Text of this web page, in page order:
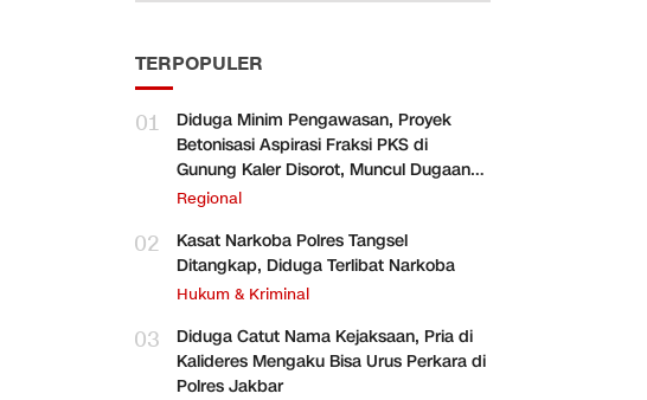
TERPOPULER
01
Diduga Minim Pengawasan, Proyek
Betonisasi Aspirasi Fraksi PKS di
Gunung Kaler Disorot, Muncul Dugaan
Pengurangan Volume
Regional
02
Kasat Narkoba Polres Tangsel
Ditangkap, Diduga Terlibat Narkoba
Hukum & Kriminal
03
Diduga Catut Nama Kejaksaan, Pria di
Kalideres Mengaku Bisa Urus Perkara di
Polres Jakbar